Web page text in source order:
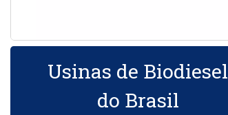
Usinas de Biodiesel
do Brasil